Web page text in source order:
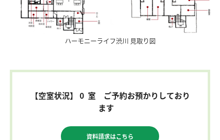
ハーモニーライフ渋川 見取り図
【空室状況】 0 室 ご予約お預かりしており
ます
資料請求はこちら